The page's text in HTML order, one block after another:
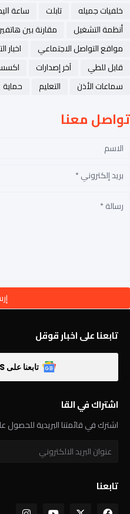
خلفيات جميله
تابلت ﺳﺎﻋﺔ
أنظمة التشغيل
مقارنة بين
مواقع التواصل الاجتماعي
اخبار
قابل للطي
آخر إصدارات
سماعات الأذن
التعليم حماية
تواصل معنا
تابعنا على اخبار قوقل
تابعنا على GOOGLE NEWS
اشتراك في القا
اشترك في قائمتنا البريدية للحصول
تابعنا